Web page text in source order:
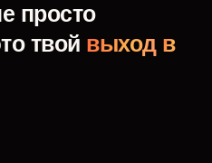
просто
твой выход в